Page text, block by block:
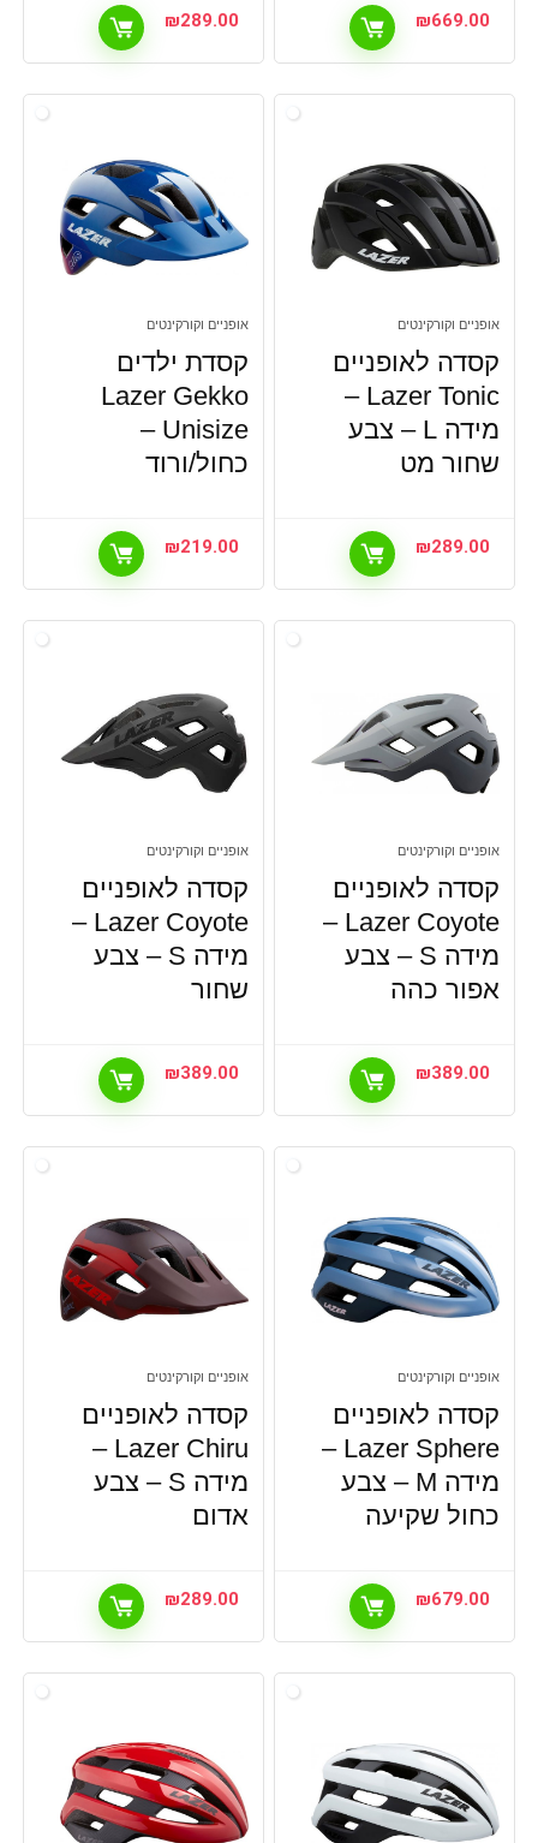
₪669.00
₪289.00
אופניים וקורקינטים
קסדה לאופניים
Lazer Tonic –
מידה L – צבע
שחור מט
₪289.00
אופניים וקורקינטים
קסדת ילדים
Lazer Gekko
Unisize –
כחול/ורוד
₪219.00
אופניים וקורקינטים
קסדה לאופניים
Lazer Coyote –
מידה S – צבע
אפור כהה
₪389.00
אופניים וקורקינטים
קסדה לאופניים
Lazer Coyote –
מידה S – צבע
שחור
₪389.00
אופניים וקורקינטים
קסדה לאופניים
Lazer Sphere –
מידה M – צבע
כחול שקיעה
₪679.00
אופניים וקורקינטים
קסדה לאופניים
Lazer Chiru –
מידה S – צבע
אדום
₪289.00